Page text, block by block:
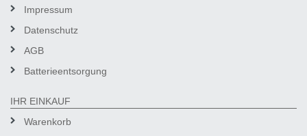
Impressum
Datenschutz
AGB
Batterieentsorgung
IHR EINKAUF
Warenkorb